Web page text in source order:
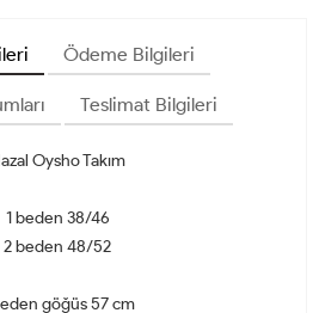
Ödeme Bilgileri
Teslimat Bilgileri
Oysho Takım
1 beden 38/46
2 beden 48/52
göğüs 57 cm